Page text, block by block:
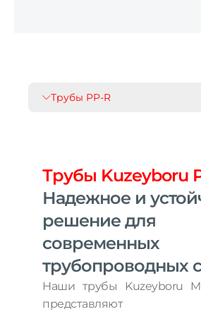
Трубы PP-R
Трубы Kuzeyboru
Надежное и
решение для
современных
трубопроводных
Наши трубы Kuzeyboru